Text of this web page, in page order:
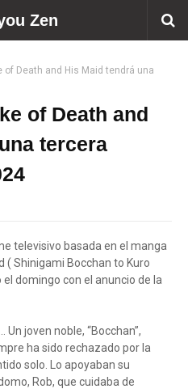
Zen
of Death and His Maid tendrá una
of Death and
tercera
televisivo basada en el manga
( Shinigami Bocchan to Kuro
domingo con el anuncio de la
joven noble, “Bocchan”,
ha sido rechazado por la
solo. Lo apoyaban su
Rob, que cuidaba de